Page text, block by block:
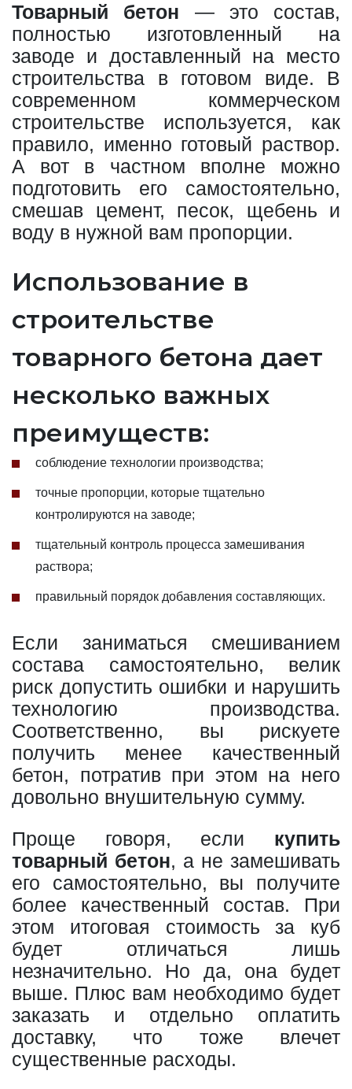
Товарный бетон — это состав,
полностью изготовленный на
заводе и доставленный на место
строительства в готовом виде. В
современном коммерческом
строительстве используется, как
правило, именно готовый раствор.
А вот в частном вполне можно
подготовить его самостоятельно,
смешав цемент, песок, щебень и
воду в нужной вам пропорции.
Использование в
строительстве
товарного бетона дает
несколько важных
преимуществ:
соблюдение технологии производства;
точные пропорции, которые тщательно
контролируются на заводе;
тщательный контроль процесса замешивания
раствора;
правильный порядок добавления составляющих.
Если заниматься смешиванием
состава самостоятельно, велик
риск допустить ошибки и нарушить
технологию производства.
Соответственно, вы рискуете
получить менее качественный
бетон, потратив при этом на него
довольно внушительную сумму.
Проще говоря, если купить
товарный бетон, а не замешивать
его самостоятельно, вы получите
более качественный состав. При
этом итоговая стоимость за куб
будет отличаться лишь
незначительно. Но да, она будет
выше. Плюс вам необходимо будет
заказать и отдельно оплатить
доставку, что тоже влечет
существенные расходы.